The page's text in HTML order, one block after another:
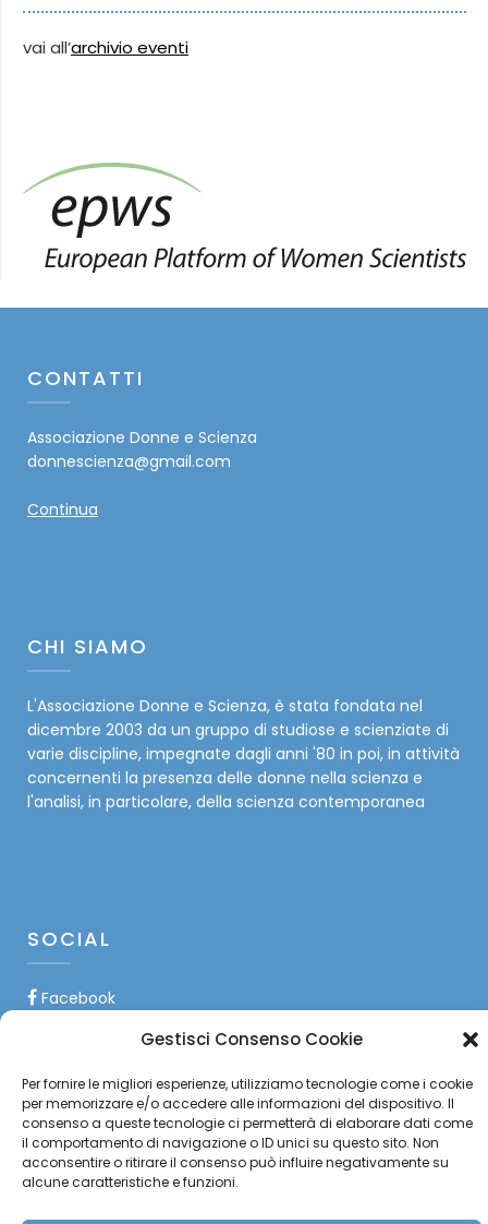
Gestisci Consenso Cookie
Per fornire le migliori esperienze, utilizziamo tecnologie come i cookie
per memorizzare e/o accedere alle informazioni del dispositivo. Il
consenso a queste tecnologie ci permetterà di elaborare dati come
il comportamento di navigazione o ID unici su questo sito. Non
acconsentire o ritirare il consenso può influire negativamente su
alcune caratteristiche e funzioni.
vai all’archivio eventi
CONTATTI
Associazione Donne e Scienza
donnescienza@gmail.com
Continua
CHI SIAMO
L'Associazione Donne e Scienza, è stata fondata nel
dicembre 2003 da un gruppo di studiose e scienziate di
varie discipline, impegnate dagli anni '80 in poi, in attività
concernenti la presenza delle donne nella scienza e
l'analisi, in particolare, della scienza contemporanea
SOCIAL
Facebook
Instagram
YouTube